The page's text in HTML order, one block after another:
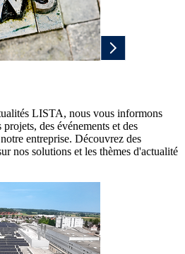
LISTA, nous vous informons
des événements et des
entreprise. Découvrez des
nos solutions et les thèmes d'actualité